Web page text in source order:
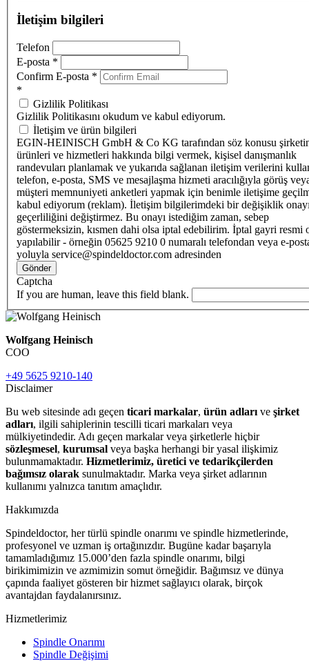
İletişim bilgileri
Telefon
E-posta *
Confirm E-posta *
*
Gizlilik Politikası
Gizlilik Politikasını okudum ve kabul ediyorum.
İletişim ve ürün bilgileri
EGIN-HEINISCH GmbH & Co KG tarafından söz konusu
ürünleri ve hizmetleri hakkında bilgi vermek, kişisel danışmanlık
randevuları planlamak ve yukarıda sağlanan iletişim verilerini
telefon, e-posta, SMS ve mesajlaşma hizmeti aracılığıyla görüş
müşteri memnuniyeti anketleri yapmak için benimle iletişime
kabul ediyorum (reklam). İletişim bilgilerimdeki bir değişiklik
geçerliliğini değiştirmez. Bu onayı istediğim zaman, sebep
göstermeksizin, kısmen dahi olsa iptal edebilirim. İptal gayri resmi
yapılabilir - örneğin 05625 9210 0 numaralı telefondan veya e-
yoluyla service@spindeldoctor.com adresinden
Gönder
Captcha
If you are human, leave this field blank.
Wolfgang Heinisch
COO
+49 5625 9210-140
Disclaimer
Bu web sitesinde adı geçen ticari markalar, ürün adları ve şirket
adları, ilgili sahiplerinin tescilli ticari markaları veya
mülkiyetindedir. Adı geçen markalar veya şirketlerle hiçbir
sözleşmesel, kurumsal veya başka herhangi bir yasal ilişkimiz
bulunmamaktadır. Hizmetlerimiz, üretici ve tedarikçilerden
bağımsız olarak sunulmaktadır. Marka veya şirket adlarının
kullanımı yalnızca tanıtım amaçlıdır.
Hakkımızda
Spindeldoctor, her türlü spindle onarımı ve spindle hizmetlerinde,
profesyonel ve uzman iş ortağınızdır. Bugüne kadar başarıyla
tamamladığımız 15.000’den fazla spindle onarımı, bilgi
birikimimizin ve azmimizin somut örneğidir. Bağımsız ve dünya
çapında faaliyet gösteren bir hizmet sağlayıcı olarak, birçok
avantajdan faydalanırsınız.
Hizmetlerimiz
Spindle Onarımı
Spindle Değişimi